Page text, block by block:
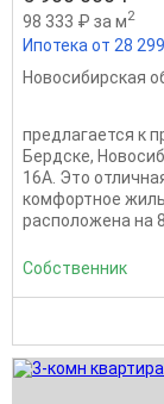
98 333 ₽ за м2
Ипотека от 28
Новосибирская
предлагается к
Бердске,
16А. Это
комфортное
расположена на
Собственник